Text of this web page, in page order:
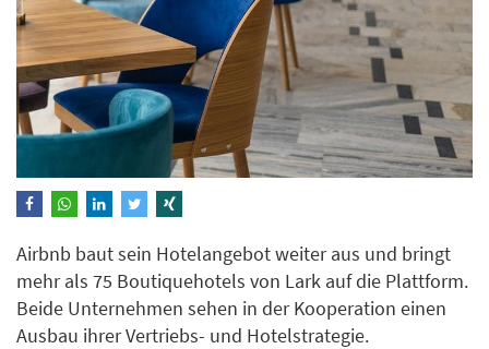
Airbnb baut sein Hotelangebot weiter aus und bringt
mehr als 75 Boutiquehotels von Lark auf die Plattform.
Beide Unternehmen sehen in der Kooperation einen
Ausbau ihrer Vertriebs- und Hotelstrategie.